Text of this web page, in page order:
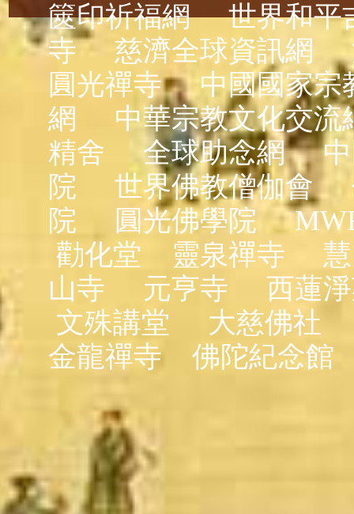
篋印祈福網
世界和平
寺
慈濟全球資訊網
圓光禪寺
中國國家宗
網
中華宗教文化交流
精舍
全球助念網
院
世界佛教僧伽會
院
圓光佛學院
勸化堂
靈泉禪寺
山寺
元亨寺
西蓮
文殊講堂
大慈佛社
金龍禪寺
佛陀紀念館